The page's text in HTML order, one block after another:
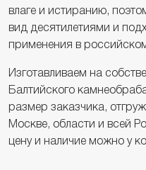
влаге и истиранию,
вид десятилетиями и
применения в
Изготавливаем на
Балтийского
размер заказчика,
Москве, области и всей
цену и наличие можно у